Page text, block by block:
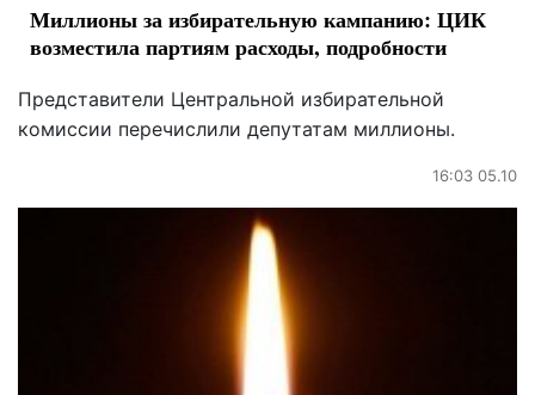
Миллионы за избирательную кампанию: ЦИК
возместила партиям расходы, подробности
Представители Центральной избирательной
комиссии перечислили депутатам миллионы.
16:03 05.10